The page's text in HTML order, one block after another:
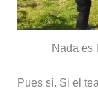
Nada es
Pues sí. Si el